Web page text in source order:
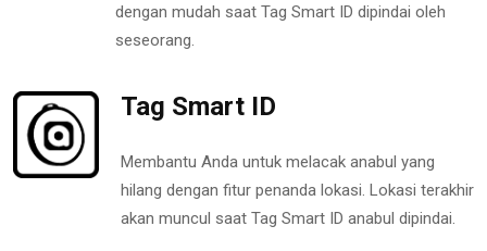
dengan mudah saat Tag Smart ID dipindai oleh
seseorang.
Tag Smart ID
Membantu Anda untuk melacak anabul yang
hilang dengan fitur penanda lokasi. Lokasi terakhir
akan muncul saat Tag Smart ID anabul dipindai.